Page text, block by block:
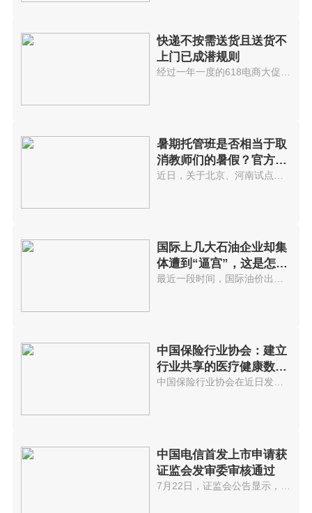
快递不按需送货且送货不
上门已成潜规则
暑期托管班是否相当于取
消教师们的暑假？官方回
应...
国际上几大石油企业却集
体遭到“逼宫”，这是怎么
回事?
最近一段时间，国际油价出现了显...
中国保险行业协会：建立
行业共享的医疗健康数据
库
中国保险行业协会在近日发布的《...
中国电信首发上市申请获
证监会发审委审核通过